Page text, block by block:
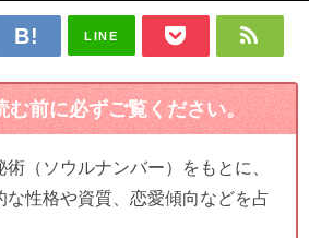
LINE
む前に必ずご覧ください。
（ソウルナンバー）をもとに、
な性格や資質、恋愛傾向などを占